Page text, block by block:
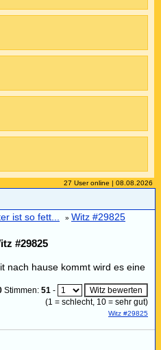
27 User online | 08.08.2026
ist so fett... » Witz #29825
#29825
nach hause kommt wird es eine
Stimmen: 51 -
(1 = schlecht, 10 = sehr gut)
Witz #29825